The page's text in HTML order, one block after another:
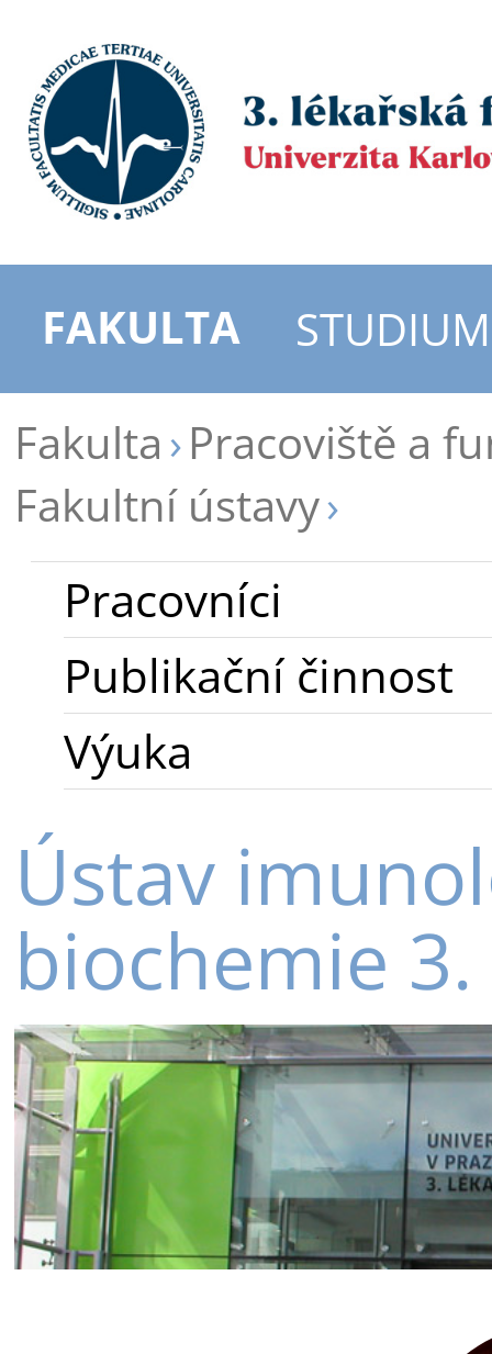
FAKULTA
STUDIUM
Fakulta Pracoviště a
Fakultní ústavy
Pracovníci
Publikační činnost
Výuka
Ústav
biochemie 3.